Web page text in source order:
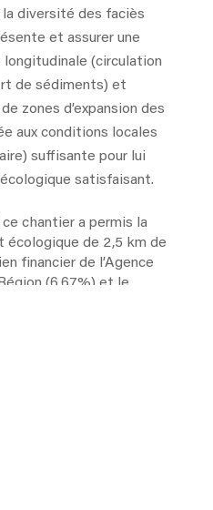
la diversité des faciès
et assurer une
(circulation
de sédiments) et
zones d’expansion des
aux conditions locales
suffisante pour lui
satisfaisant.
ce chantier a permis la
écologique de 2,5 km de
financier de l’Agence
(6,67%) et le